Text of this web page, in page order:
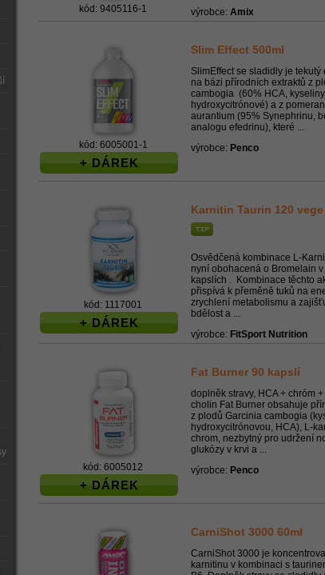
kód: 9405116-1
výrobce: Amix
kód: 6005001-1
+ DÁREK
Slim Effect 500ml
SlimEffect se sladidly je tekutý
na bázi přírodních extraktů z
cambogia (60% HCA, kyseliny
hydroxycitrónové) a z
aurantium (95% Synephrinu,
analogu efedrinu), které ...
výrobce: Penco
kód: 1117001
+ DÁREK
Karnitin Taurin 120
Osvědčená kombinace L-
nyní obohacená o Bromelain
kapslích . Kombinace těchto
přispívá k přeměně tuků na
zrychlení metabolismu a
bdělost a ...
výrobce: FitSport Nutrition
kód: 6005012
+ DÁREK
Fat Burner 90 kapslí
doplněk stravy, HCA + chróm
cholin Fat Burner obsahuje
z plodů Garcinia cambogia
hydroxycitrónovou, HCA), L-
chrom, nezbytný pro udržení
glukózy v krvi a ...
výrobce: Penco
CarniShot 3000 60ml
CarniShot 3000 je
karnitinu v kombinaci s